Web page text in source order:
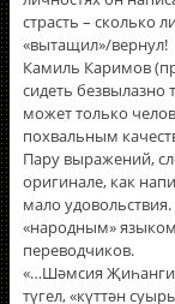
страсть – сколько
«вытащил»/вернул!
Камиль Каримов
сидеть безвылазно
может только
похвальным
Пару выражений,
оригинале, как
мало
«народным» языком
переводчиков.
«…Шәмсия
түгел, «күттән